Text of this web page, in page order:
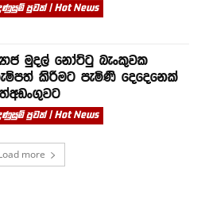
පුවත් | Hot News
මුදල් නෝට්ටු බැංකුවක
කිරීමට පැමිණි දෙදෙනෙක්
පුවත් | Hot News
more